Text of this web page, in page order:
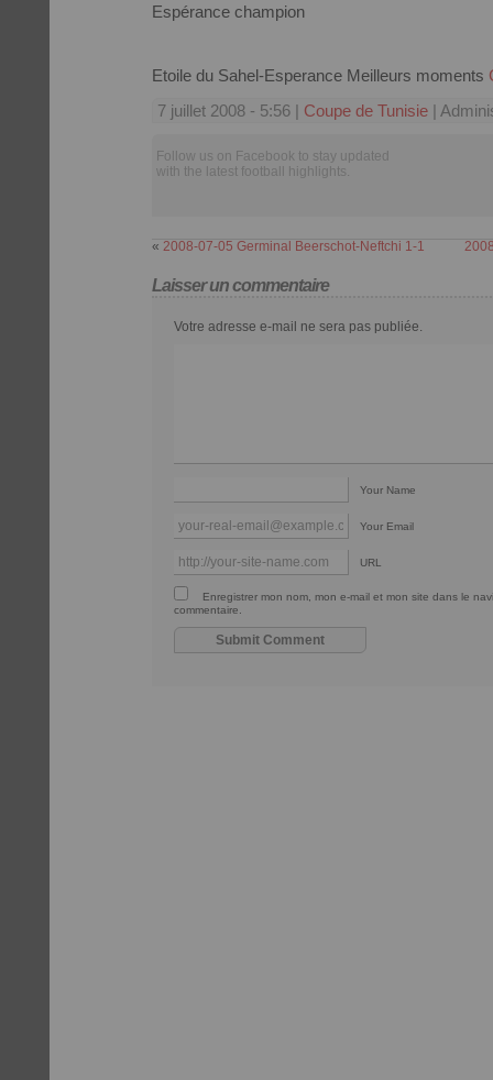
Espérance champion
Etoile du Sahel-Esperance Meilleurs moments
7 juillet 2008 - 5:56 | Coupe de Tunisie |
Follow us on Facebook to stay updated
with the latest football highlights.
« 2008-07-05 Germinal Beerschot-Neftchi 1-1
Laisser un commentaire
Votre adresse e-mail ne sera pas publiée.
Your Name
Your Email
URL
Enregistrer mon nom, mon e-mail et mon site dans le
commentaire.